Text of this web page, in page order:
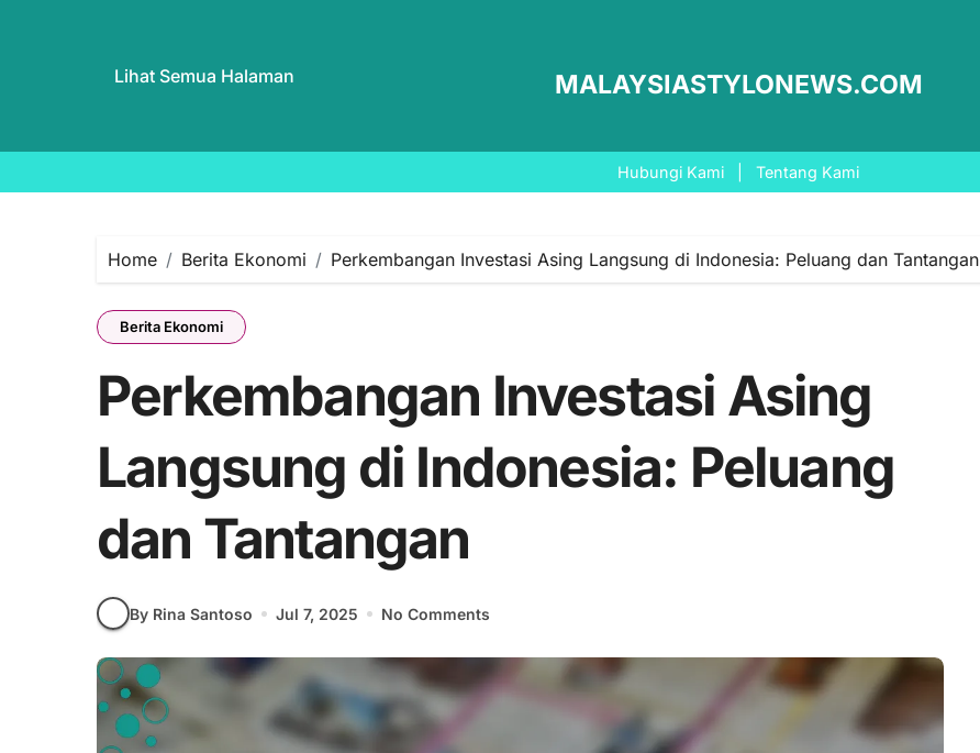
Lihat Semua Halaman MALAYSIASTYLONEWS.COM
Hubungi Kami Tentang Kami
Home Berita Ekonomi Perkembangan Investasi Asing Langsung di Indonesia: Peluang dan Tantangan
Berita Ekonomi
Perkembangan Investasi Asing
Langsung di Indonesia: Peluang
dan Tantangan
By Rina Santoso Jul 7, 2025 No Comments